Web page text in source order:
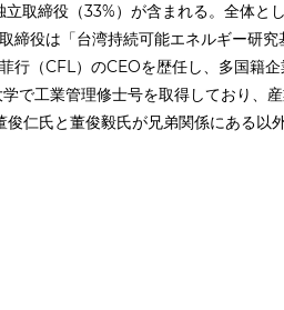
締役（33%）が含まれる。全体と
役は「台湾持続可能エネルギー研
（CFL）のCEOを歴任し、多国籍
工業管理修士号を取得しており、
仁氏と董俊毅氏が兄弟関係にある